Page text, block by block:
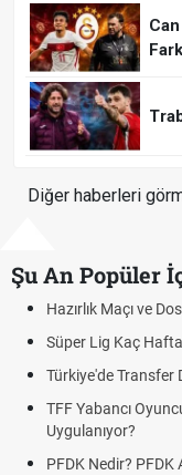
Diğer haberleri
Şu An Popüler
Hazırlık Maçı ve
Süper Lig Kaç
Türkiye'de Transfer
TFF Yabancı
Uygulanıyor?
PFDK Nedir? PFDK